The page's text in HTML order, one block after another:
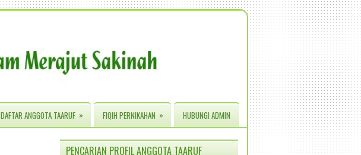
DAFTAR ANGGOTA TAARUF » FIQIH PERNIKAHAN » HUBUNGI ADMIN
PENCARIAN PROFIL ANGGOTA TAARUF